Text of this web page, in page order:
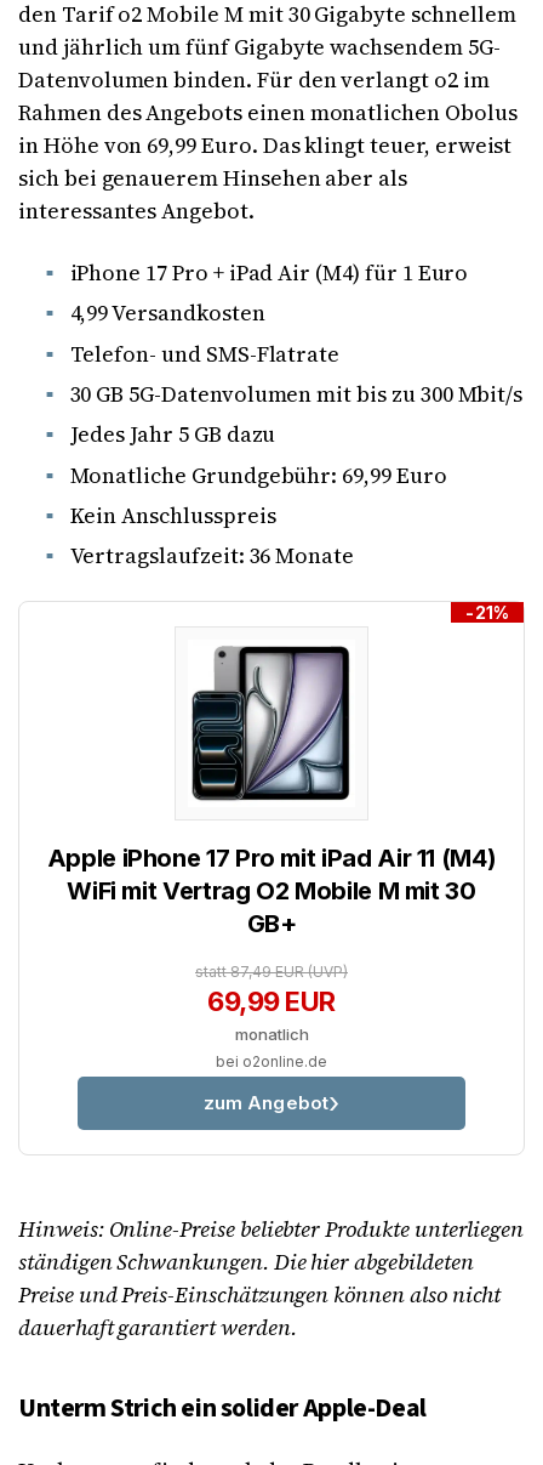
den Tarif o2 Mobile M mit 30 Gigabyte schnellem
und jährlich um fünf Gigabyte wachsendem 5G-
Datenvolumen binden. Für den verlangt o2 im
Rahmen des Angebots einen monatlichen Obolus
in Höhe von 69,99 Euro. Das klingt teuer, erweist
sich bei genauerem Hinsehen aber als
interessantes Angebot.
iPhone 17 Pro + iPad Air (M4) für 1 Euro
4,99 Versandkosten
Telefon- und SMS-Flatrate
30 GB 5G-Datenvolumen mit bis zu 300 Mbit/s
Jedes Jahr 5 GB dazu
Monatliche Grundgebühr: 69,99 Euro
Kein Anschlusspreis
Vertragslaufzeit: 36 Monate
-21%
Apple iPhone 17 Pro mit iPad Air 11 (M4)
WiFi mit Vertrag O2 Mobile M mit 30
GB+
statt 87,49 EUR(UVP)
69,99 EUR
monatlich
bei o2online.de
zum Angebot
Hinweis: Online-Preise beliebter Produkte unterliegen
ständigen Schwankungen. Die hier abgebildeten
Preise und Preis-Einschätzungen können also nicht
dauerhaft garantiert werden.
Unterm Strich ein solider Apple-Deal